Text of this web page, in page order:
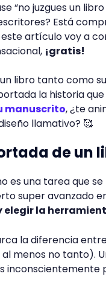
“no juzgues un
Está
artículo voy a
¡gratis!
libro tanto como
la historia
manuscrito, ¿te
llamativo? 🥰
de un
es una tarea que
super avanzado
elegir la
la diferencia
menos no tanto).